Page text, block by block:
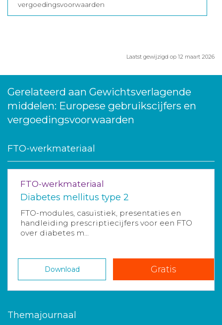
vergoedingsvoorwaarden
Laatst gewijzigd op 12 maart 2026
Gerelateerd aan Gewichtsverlagende
middelen: Europese gebruikscijfers en
vergoedingsvoorwaarden
FTO-werkmateriaal
FTO-werkmateriaal
Diabetes mellitus type 2
FTO-modules, casuïstiek, presentaties en
handleiding prescriptiecijfers voor een FTO
over diabetes m...
Download Gratis
Themajournaal